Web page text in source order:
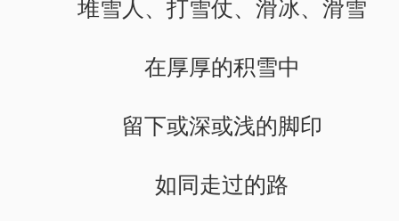
堆雪人、打雪仗、滑冰、滑雪
在厚厚的积雪中
留下或深或浅的脚印
如同走过的路